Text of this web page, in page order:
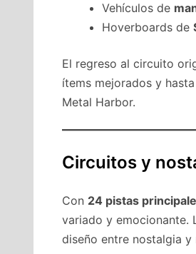
Vehículos de
Hoverboards de
El regreso al circuito
ítems mejorados y
Metal Harbor.
Circuitos y
Con 24 pistas
variado y emocionante.
diseño entre nostalgia y